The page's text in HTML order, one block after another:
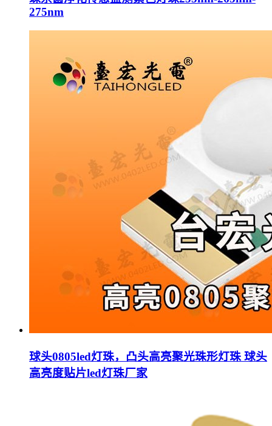
275nm
球头0805led灯珠，凸头高亮聚光珠形灯珠 球头
高亮度贴片led灯珠厂家